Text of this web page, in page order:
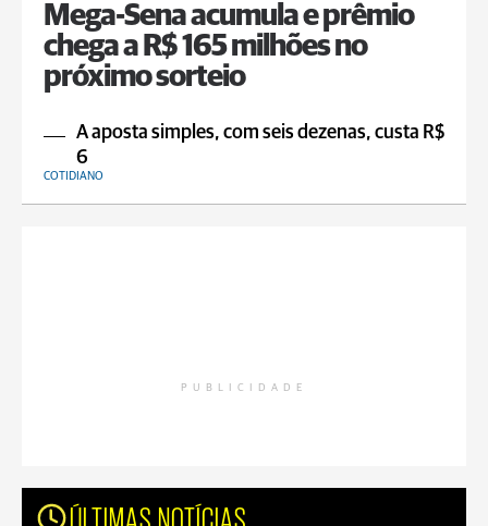
Mega-Sena acumula e prêmio
chega a R$ 165 milhões no
próximo sorteio
A aposta simples, com seis dezenas, custa R$
6
COTIDIANO
PUBLICIDADE
ÚLTIMAS NOTÍCIAS